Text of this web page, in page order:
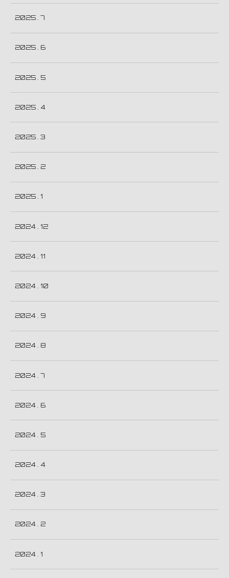
2025 . 7
2025 . 6
2025 . 5
2025 . 4
2025 . 3
2025 . 2
2025 . 1
2024 . 12
2024 . 11
2024 . 10
2024 . 9
2024 . 8
2024 . 7
2024 . 6
2024 . 5
2024 . 4
2024 . 3
2024 . 2
2024 . 1